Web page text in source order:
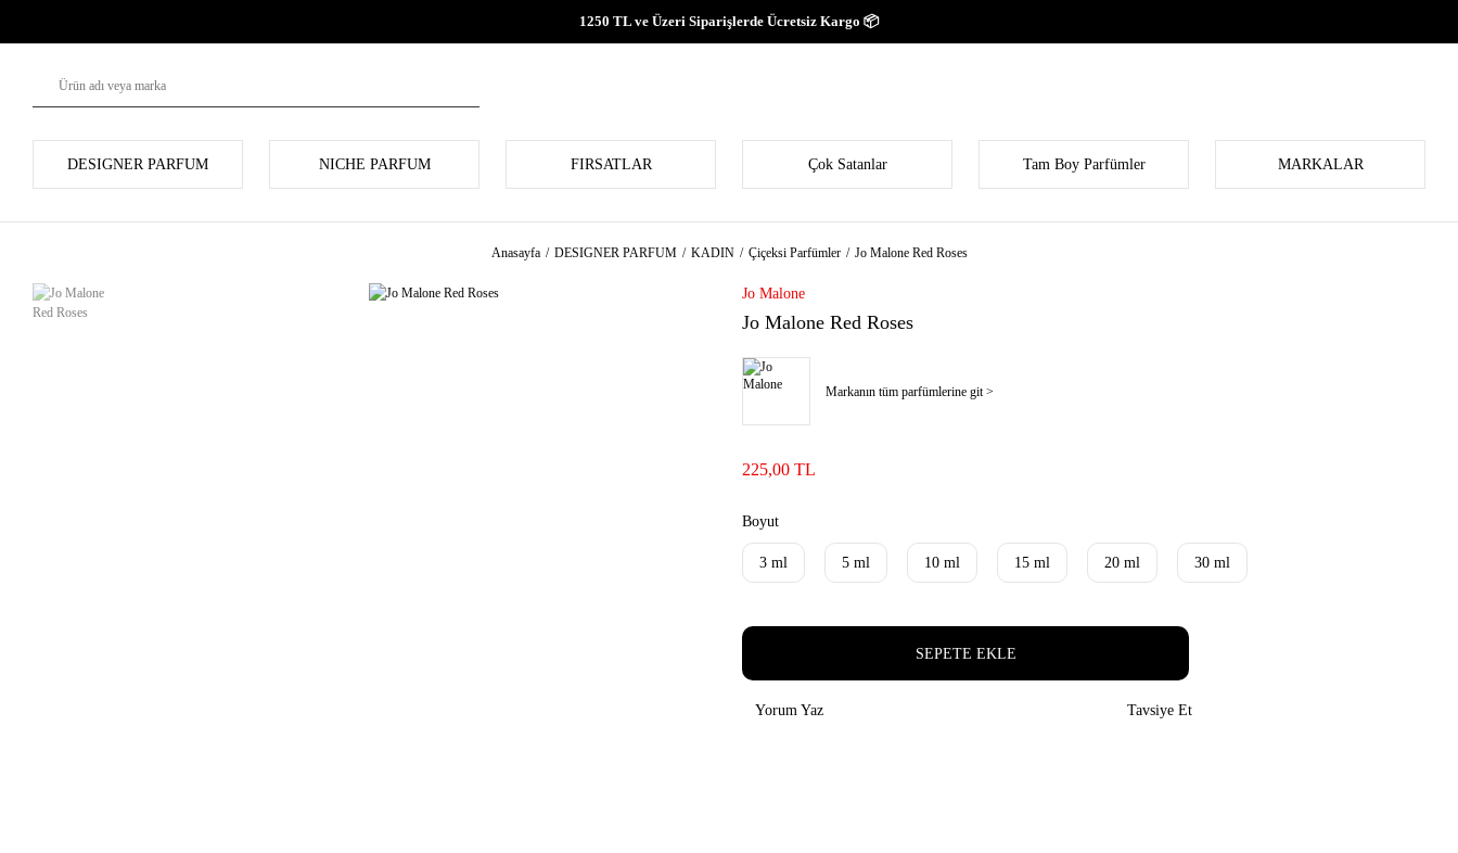
1250 TL ve Üzeri Siparişlerde Ücretsiz Kargo 📦
DESIGNER PARFUM NICHE PARFUM FIRSATLAR Çok Satanlar Tam Boy Parfümler MARKALAR
Anasayfa DESIGNER PARFUM KADIN Çiçeksi Parfümler Jo Malone Red Roses
Jo Malone
Jo Malone Red Roses
Markanın tüm parfümlerine git >
225,00 TL
Boyut
3 ml 5 ml 10 ml 15 ml 20 ml 30 ml
SEPETE EKLE
Yorum Yaz Tavsiye Et